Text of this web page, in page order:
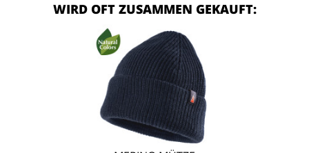
WIRD OFT ZUSAMMEN GEKAUFT: